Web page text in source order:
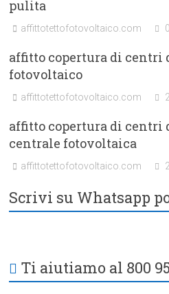
pulita
affittotettofotovoltaico.com
affitto copertura di centri
fotovoltaico
affittotettofotovoltaico.com
affitto copertura di centri
centrale fotovoltaica
affittotettofotovoltaico.com
Scrivi su Whatsapp
Ti aiutiamo al 800